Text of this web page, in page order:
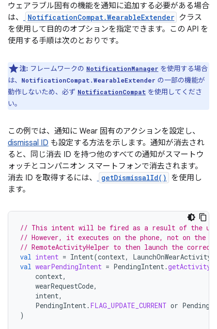
ウェアラブル固有の機能を通知に追加する必要がある場合
は、
NotificationCompat.WearableExtender クラス
を使用して目的のオプションを指定できます。この API を
使用する手順は次のとおりです。
注: フレームワークの NotificationManager を使用する場合
は、
NotificationCompat.WearableExtender の一部の機能が
動作しないため、必ず NotificationCompat を使用してくださ
い。
この例では、通知に Wear 固有のアクションを設定し、
dismissal ID も設定する方法を示します。通知が消去され
ると、同じ消去 ID を持つ他のすべての通知がスマートウ
ォッチとコンパニオン スマートフォンで消去されます。
消去 ID を取得するには、
getDismissalId()
を使用し
ます。
// This intent will be fired as a result of the
// However, it executes on the phone, not on the
// RemoteActivityHelper to then launch the
val intent = Intent(context, LaunchOnWearActivity
val wearPendingIntent = PendingIntent.getActivity
context,
wearRequestCode,
intent,
PendingIntent. FLAG_UPDATE_CURRENT or
)